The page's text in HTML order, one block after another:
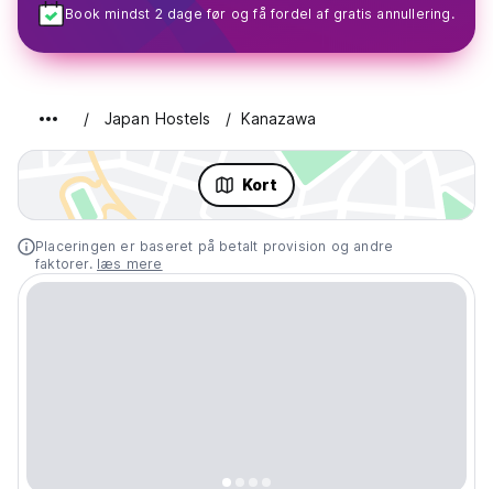
Book mindst 2 dage før og få fordel af gratis annullering.
Japan Hostels Kanazawa
Kort
Placeringen er baseret på betalt provision og andre
faktorer. læs mere